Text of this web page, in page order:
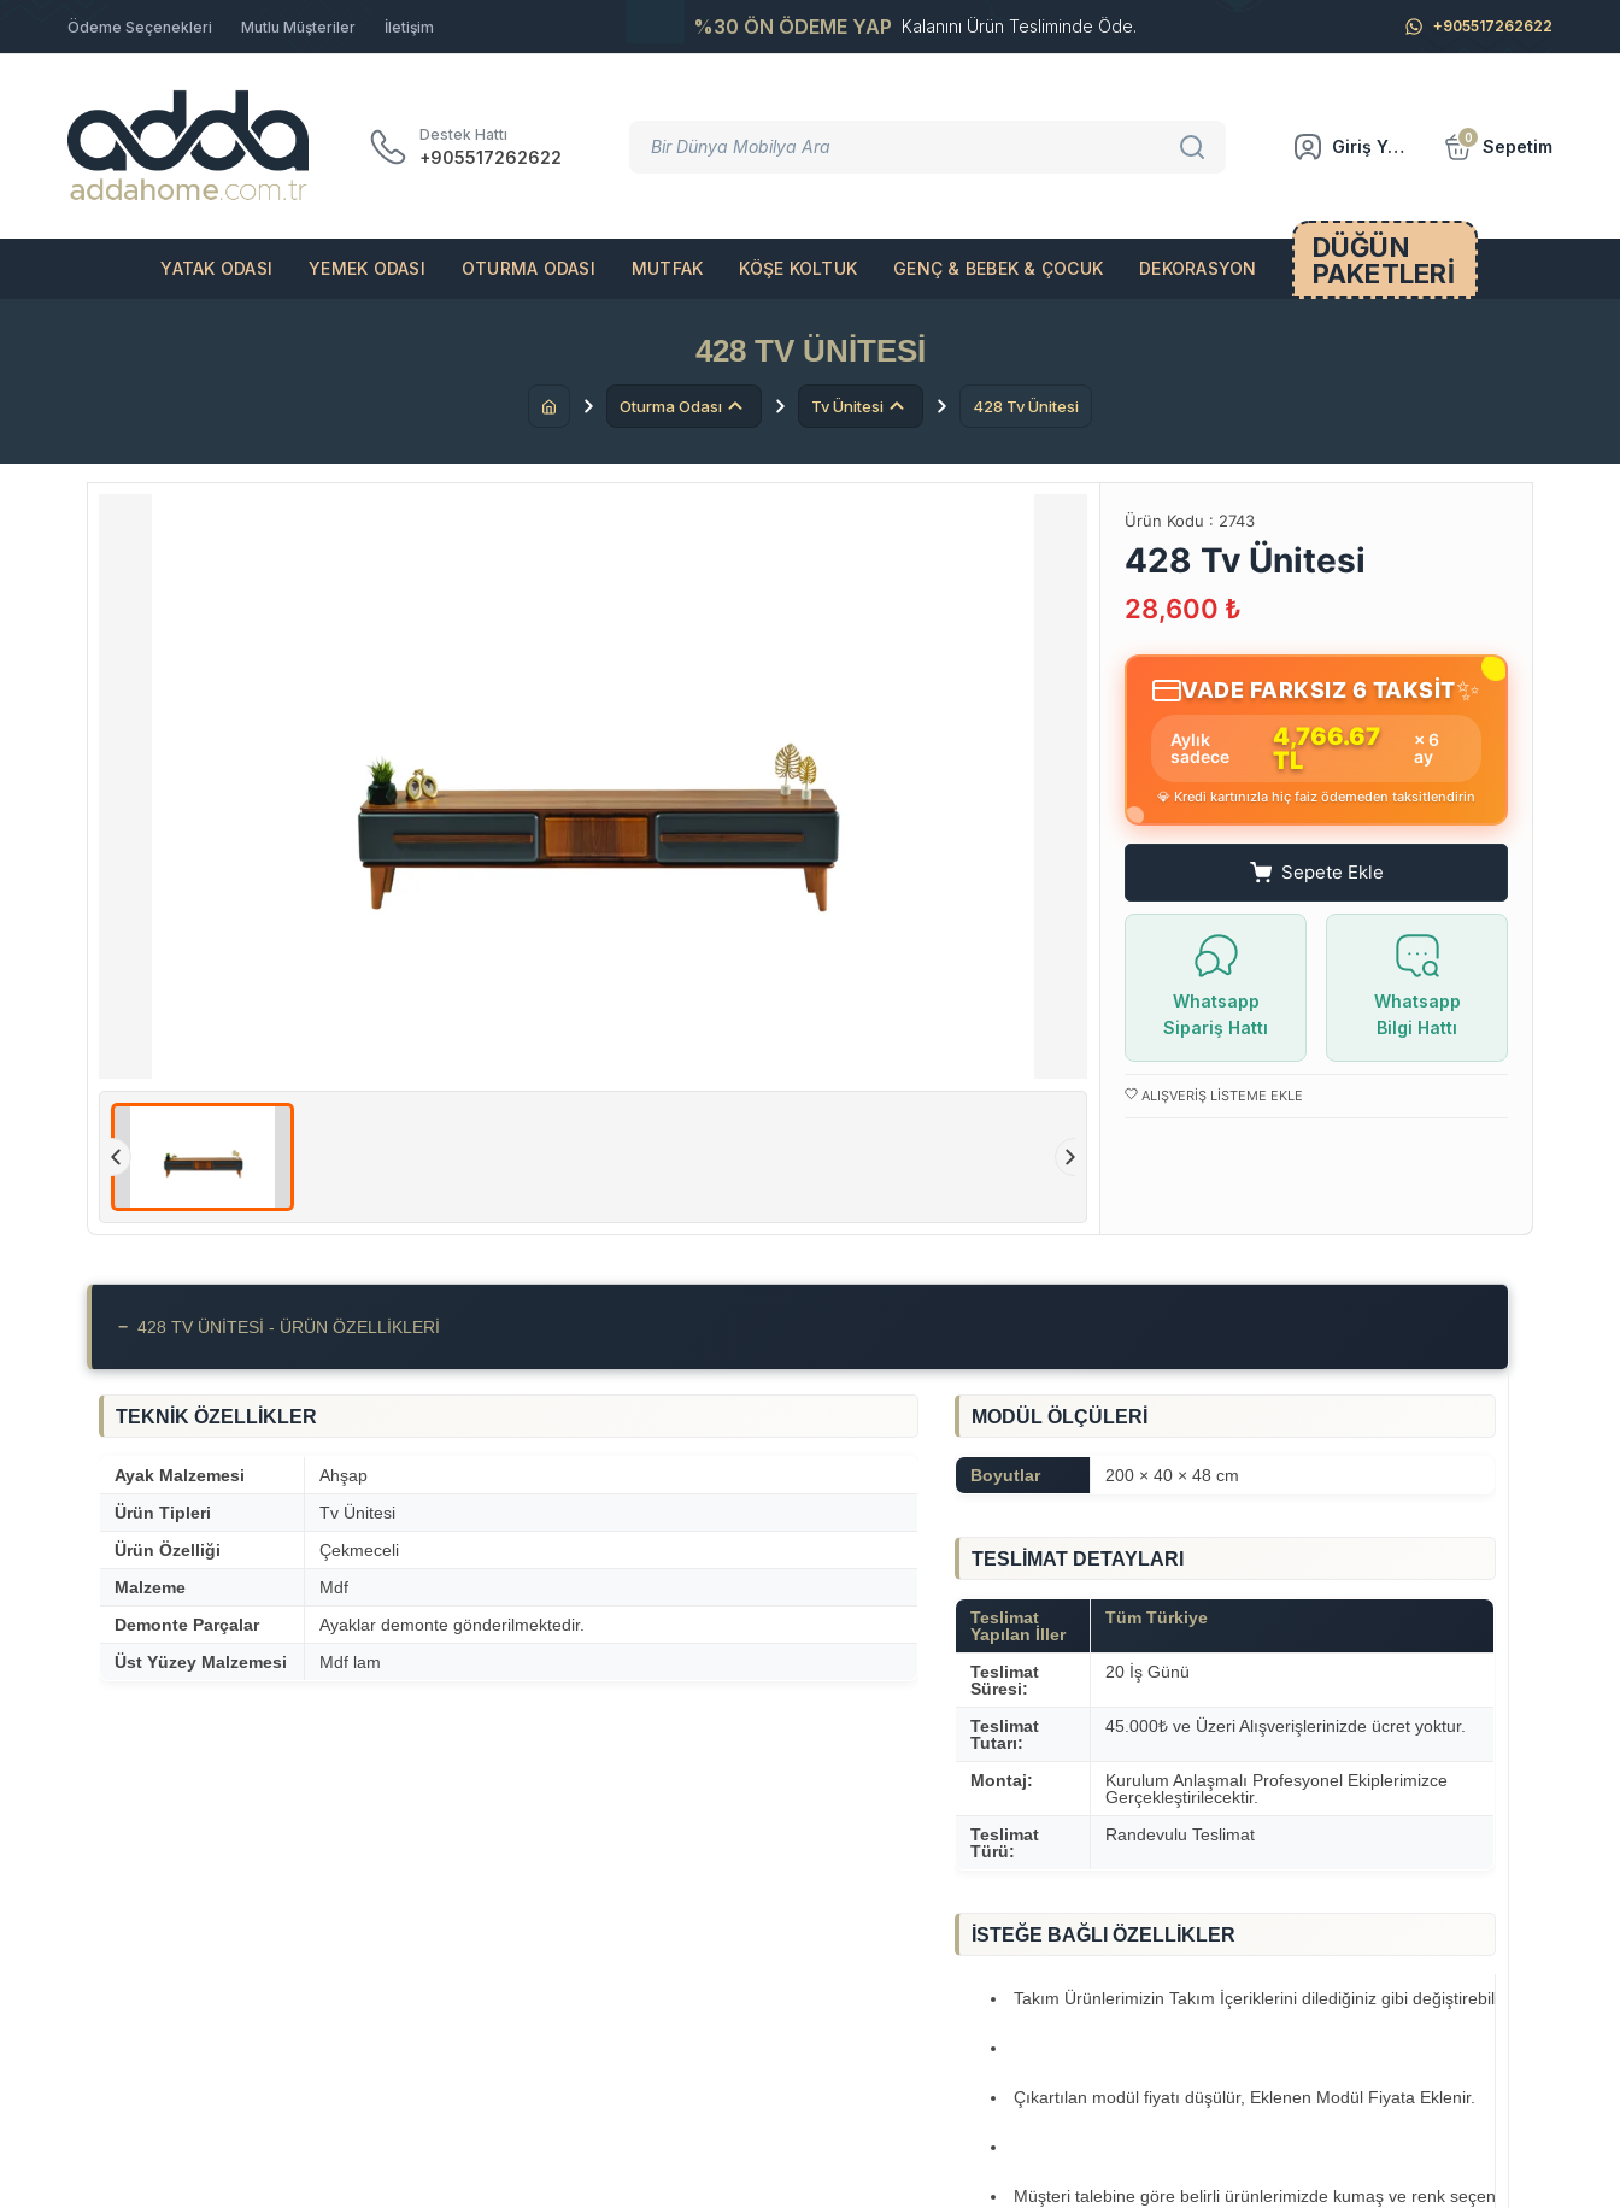
Ödeme Seçenekleri Mutlu Müşteriler İletişim %30 ÖN ÖDEME YAP Kalanını Ürün Tesliminde Öde. +905517262622
Destek Hattı
+905517262622
Giriş Yap 0 Sepetim
YATAK ODASI YEMEK ODASI OTURMA ODASI MUTFAK KÖŞE KOLTUK GENÇ & BEBEK & ÇOCUK DEKORASYON
DÜĞÜN
PAKETLERİ
428 TV ÜNITESI
Oturma Odası Tv Ünitesi 428 Tv Ünitesi
Ürün Kodu : 2743
428 Tv Ünitesi
28,600 ₺
VADE FARKSIZ 6 TAKSİT✨
Aylık
sadece
4,766.67
TL
× 6
ay
💎 Kredi kartınızla hiç faiz ödemeden taksitlendirin
Sepete Ekle
Whatsapp
Sipariş Hattı
Whatsapp
Bilgi Hattı
ALIŞVERIŞ LISTEME EKLE
− 428 TV ÜNITESI - ÜRÜN ÖZELLIKLERI
TEKNİK ÖZELLİKLER
Ayak Malzemesi
Ahşap
Ürün Tipleri
Tv Ünitesi
Ürün Özelliği
Çekmeceli
Malzeme
Mdf
Demonte Parçalar
Ayaklar demonte gönderilmektedir.
Üst Yüzey Malzemesi
Mdf lam
MODÜL ÖLÇÜLERİ
Boyutlar 200 × 40 × 48 cm
TESLİMAT DETAYLARI
Teslimat
Yapılan İller
Tüm Türkiye
Teslimat
Süresi:
20 İş Günü
Teslimat
Tutarı:
45.000₺ ve Üzeri Alışverişlerinizde ücret yoktur.
Montaj:
Kurulum Anlaşmalı Profesyonel Ekiplerimizce
Gerçekleştirilecektir.
Teslimat
Türü:
Randevulu Teslimat
İSTEĞE BAĞLI ÖZELLİKLER
Takım Ürünlerimizin Takım İçeriklerini dilediğiniz gibi değiştirebilirsiniz..
Çıkartılan modül fiyatı düşülür, Eklenen Modül Fiyata Eklenir.
Müşteri talebine göre belirli ürünlerimizde kumaş ve renk seçeneklerimiz